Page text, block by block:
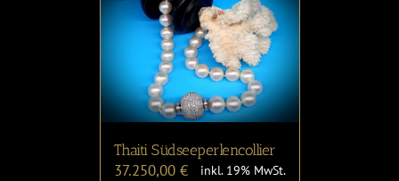
Thaiti Südseeperlencollier
37.250,00 €
inkl. 19% MwSt.